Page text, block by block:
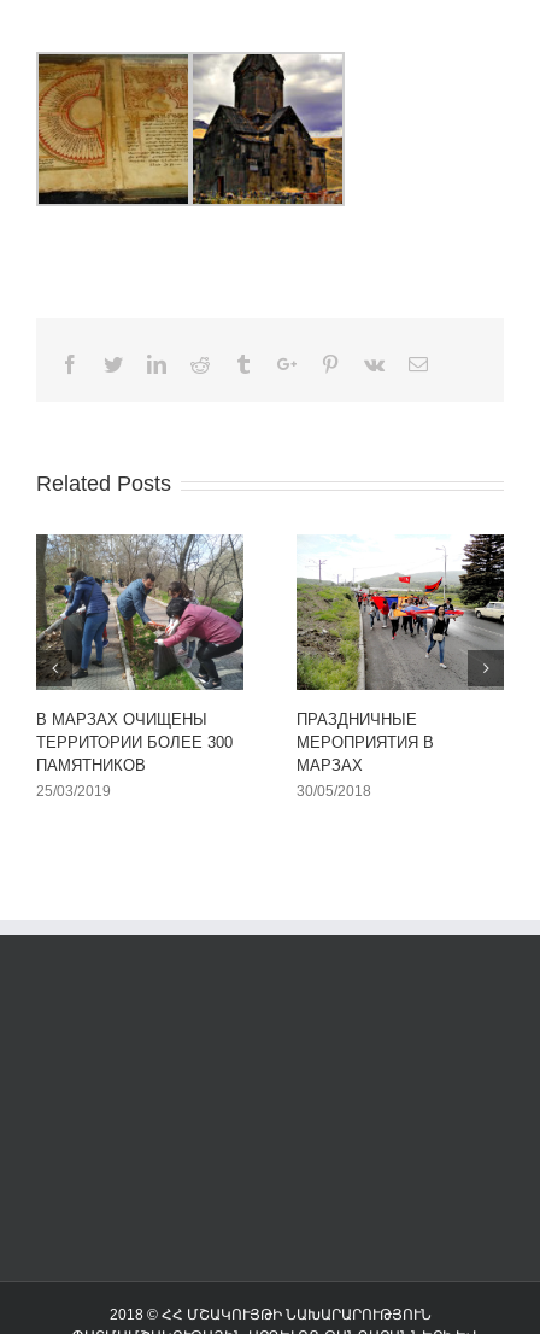
Facebook
TwitterLinkedinReddit TumblrGoogle+Pinterest
Vk Email
Related Posts
В МАРЗАХ ОЧИЩЕНЫ
ТЕРРИТОРИИ БОЛЕЕ 300
ПАМЯТНИКОВ
25/03/2019
ПРАЗДНИЧНЫЕ
МЕРОПРИЯТИЯ В
МАРЗАХ
30/05/2018
2018 © ՀՀ ՄՇԱԿՈՒՅԹԻ ՆԱԽԱՐԱՐՈՒԹՅՈՒՆ